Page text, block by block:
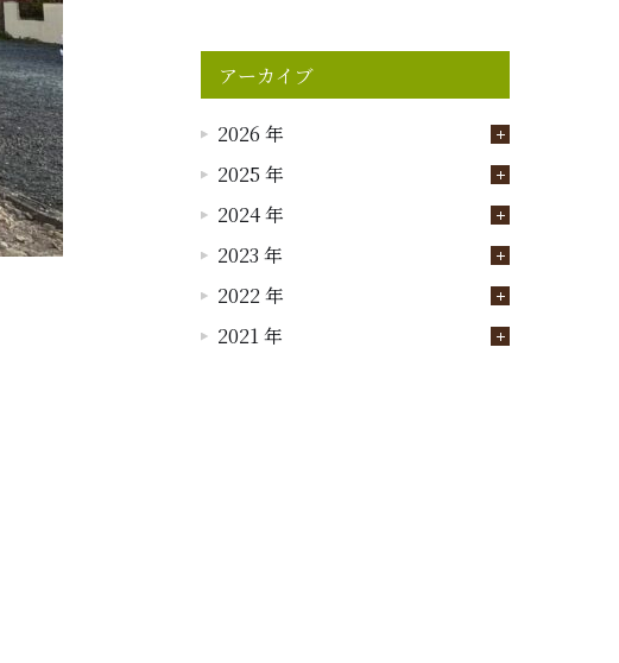
アーカイブ
2026 年
2025 年
2024 年
2023 年
2022 年
2021 年